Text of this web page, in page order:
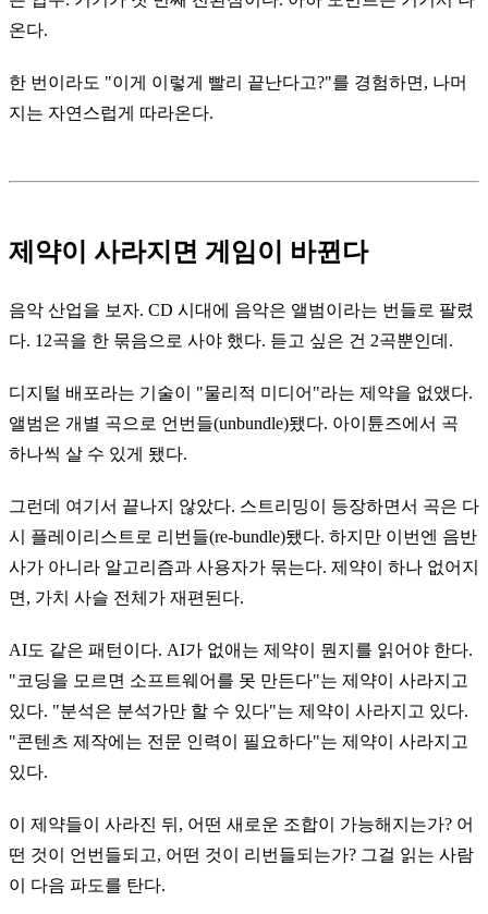
온다.
한 번이라도 "이게 이렇게 빨리 끝난다고?"를 경험하면, 나머
지는 자연스럽게 따라온다.
제약이 사라지면 게임이 바뀐다
음악 산업을 보자. CD 시대에 음악은 앨범이라는 번들로 팔렸
다. 12곡을 한 묶음으로 사야 했다. 듣고 싶은 건 2곡뿐인데.
디지털 배포라는 기술이 "물리적 미디어"라는 제약을 없앴다.
앨범은 개별 곡으로 언번들(unbundle)됐다. 아이튠즈에서 곡
하나씩 살 수 있게 됐다.
그런데 여기서 끝나지 않았다. 스트리밍이 등장하면서 곡은 다
시 플레이리스트로 리번들(re-bundle)됐다. 하지만 이번엔 음반
사가 아니라 알고리즘과 사용자가 묶는다. 제약이 하나 없어지
면, 가치 사슬 전체가 재편된다.
AI도 같은 패턴이다. AI가 없애는 제약이 뭔지를 읽어야 한다.
"코딩을 모르면 소프트웨어를 못 만든다"는 제약이 사라지고
있다. "분석은 분석가만 할 수 있다"는 제약이 사라지고 있다.
"콘텐츠 제작에는 전문 인력이 필요하다"는 제약이 사라지고
있다.
이 제약들이 사라진 뒤, 어떤 새로운 조합이 가능해지는가? 어
떤 것이 언번들되고, 어떤 것이 리번들되는가? 그걸 읽는 사람
이 다음 파도를 탄다.